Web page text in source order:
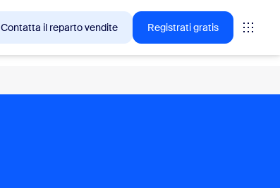
Contatta il reparto vendite Registrati gratis